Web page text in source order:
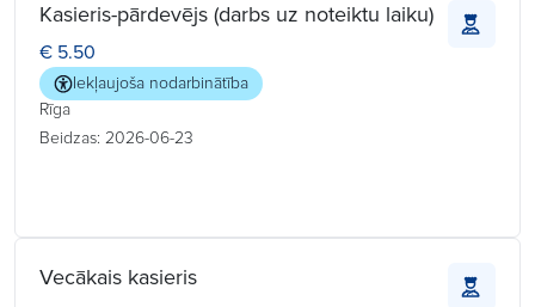
Kasieris-pārdevējs (darbs uz noteiktu laiku)
€ 5.50
Iekļaujoša nodarbinātība
Rīga
Beidzas: 2026-06-23
Vecākais kasieris